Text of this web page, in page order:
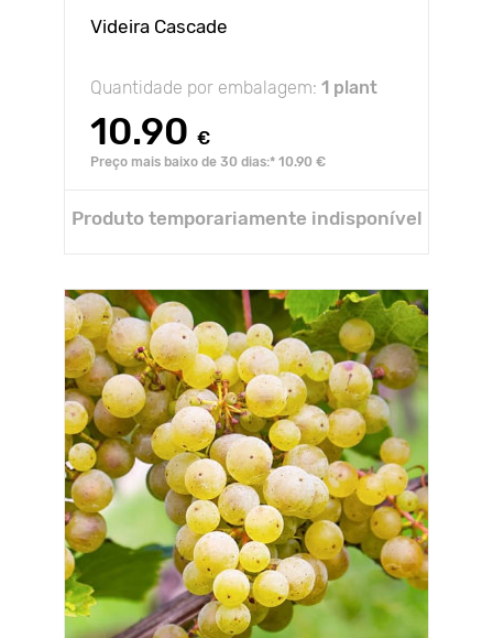
Videira Cascade
Quantidade por embalagem: 1 plant
10.90 €
Preço mais baixo de 30 dias:* 10.90 €
Produto temporariamente indisponível